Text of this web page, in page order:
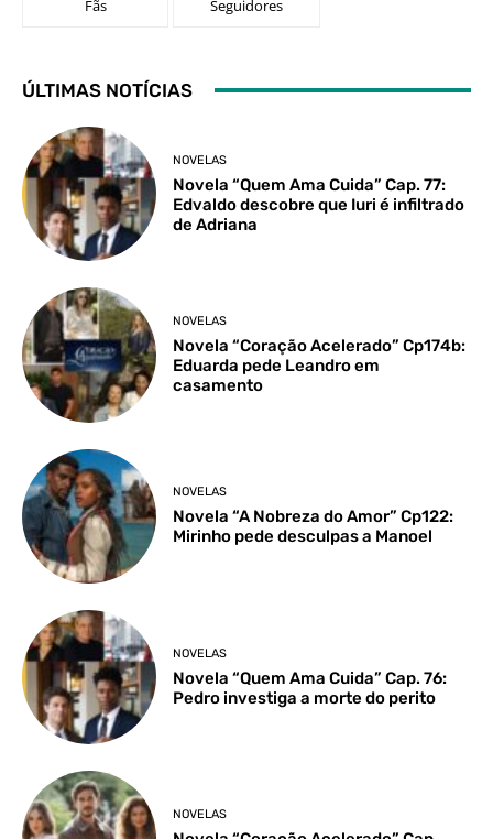
Fãs Seguidores
ÚLTIMAS NOTÍCIAS
NOVELAS
Novela “Quem Ama Cuida” Cap. 77:
Edvaldo descobre que Iuri é infiltrado
de Adriana
NOVELAS
Novela “Coração Acelerado” Cp174b:
Eduarda pede Leandro em
casamento
NOVELAS
Novela “A Nobreza do Amor” Cp122:
Mirinho pede desculpas a Manoel
NOVELAS
Novela “Quem Ama Cuida” Cap. 76:
Pedro investiga a morte do perito
NOVELAS